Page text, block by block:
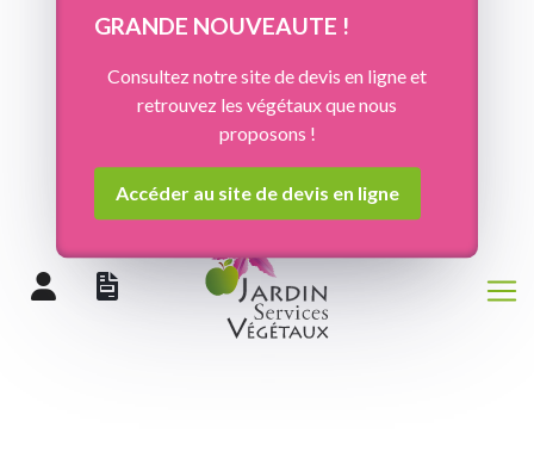
GRANDE NOUVEAUTE !
Consultez notre site de devis en ligne et
retrouvez les végétaux que nous
proposons !
Accéder au site de devis en ligne
Panneau de gestion des cookies